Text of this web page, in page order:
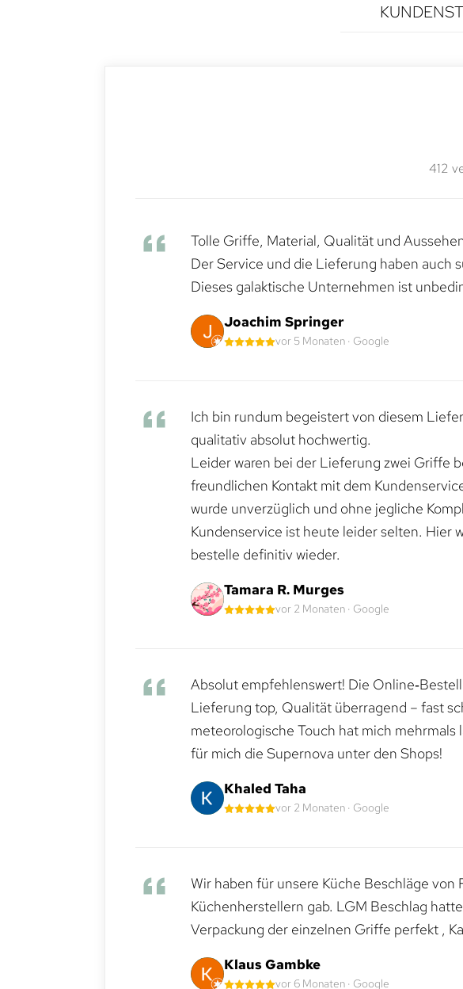
412
Tolle Griffe, Material, Qualität und
Der Service und die Lieferung haben auch
Dieses galaktische Unternehmen ist
Joachim Springer
vor 5 Monaten · Google
Ich bin rundum begeistert von diesem
qualitativ absolut hochwertig.
Leider waren bei der Lieferung zwei Griffe
freundlichen Kontakt mit dem
wurde unverzüglich und ohne jegliche
Kundenservice ist heute leider selten. Hier
bestelle definitiv wieder.
Tamara R. Murges
vor 2 Monaten · Google
Absolut empfehlenswert! Die
Lieferung top, Qualität überragend – fast
meteorologische Touch hat mich
für mich die Supernova unter den Shops!
Khaled Taha
vor 2 Monaten · Google
Wir haben für unsere Küche Beschläge
Küchenherstellern gab. LGM Beschlag
Verpackung der einzelnen Griffe perfekt ,
Klaus Gambke
vor 6 Monaten · Google